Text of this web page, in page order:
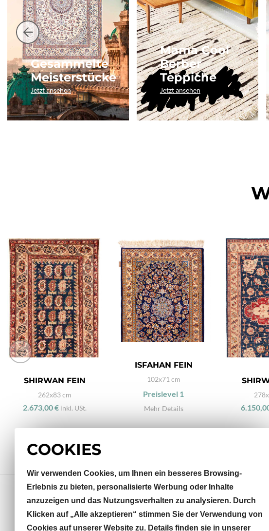
Gesammelte
Meisterstücke
Jetzt ansehen
Mama Cool
Berber
Teppiche
Jetzt ansehen
SHIRWAN FEIN
262x83 cm
2.673,00 € inkl. USt.
ISFAHAN FEIN
102x71 cm
Preislevel 1
Mehr Details
COOKIES
Wir verwenden Cookies, um Ihnen ein besseres Browsing-
Erlebnis zu bieten, personalisierte Werbung oder Inhalte
anzuzeigen und das Nutzungsverhalten zu analysieren. Durch
Klicken auf „Alle akzeptieren“ stimmen Sie der Verwendung von
Cookies auf unserer Website zu. Details finden sie in unserer